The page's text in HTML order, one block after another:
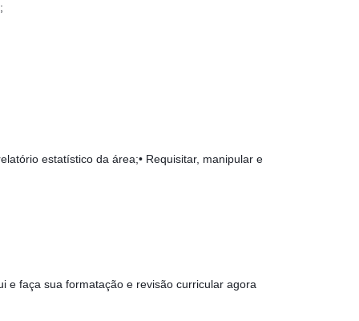
estatístico da área;• Requisitar, manipular e
e faça sua formatação e revisão curricular agora